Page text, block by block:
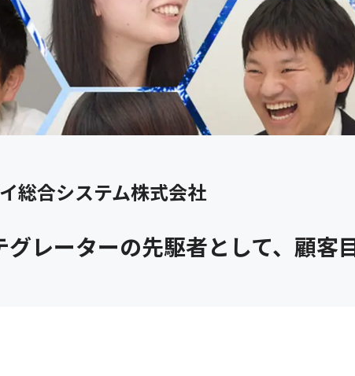
総合システム株式会社
グレーターの先駆者として、顧客